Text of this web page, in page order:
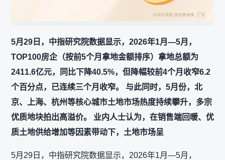
5月29日，中指研究院数据显示，2026年1月—5月，
TOP100房企（按前5个月拿地金额排序）拿地总额为
2411.6亿元，同比下降40.5%，但降幅较前4个月收窄6.2
个百分点，已连续三个月收窄。 与此同时，5月份，北
京、上海、杭州等核心城市土地市场热度持续攀升，多宗
优质地块拍出高溢价。 业内人士认为，在销售端回暖、优
质土地供给增加等因素带动下，土地市场呈
5月29日，中指研究院数据显示，2026年1月—5月，